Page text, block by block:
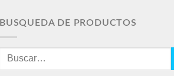
BUSQUEDA DE PRODUCTOS
Buscar